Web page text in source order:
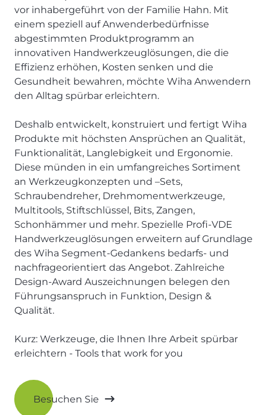
vor inhabergeführt von der Familie Hahn. Mit
einem speziell auf Anwenderbedürfnisse
abgestimmten Produktprogramm an
innovativen Handwerkzeuglösungen, die die
Effizienz erhöhen, Kosten senken und die
Gesundheit bewahren, möchte Wiha Anwendern
den Alltag spürbar erleichtern.
Deshalb entwickelt, konstruiert und fertigt Wiha
Produkte mit höchsten Ansprüchen an Qualität,
Funktionalität, Langlebigkeit und Ergonomie.
Diese münden in ein umfangreiches Sortiment
an Werkzeugkonzepten und –Sets,
Schraubendreher, Drehmomentwerkzeuge,
Multitools, Stiftschlüssel, Bits, Zangen,
Schonhämmer und mehr. Spezielle Profi-VDE
Handwerkzeuglösungen erweitern auf Grundlage
des Wiha Segment-Gedankens bedarfs- und
nachfrageorientiert das Angebot. Zahlreiche
Design-Award Auszeichnungen belegen den
Führungsanspruch in Funktion, Design &
Qualität.
Kurz: Werkzeuge, die Ihnen Ihre Arbeit spürbar
erleichtern - Tools that work for you
Besuchen Sie